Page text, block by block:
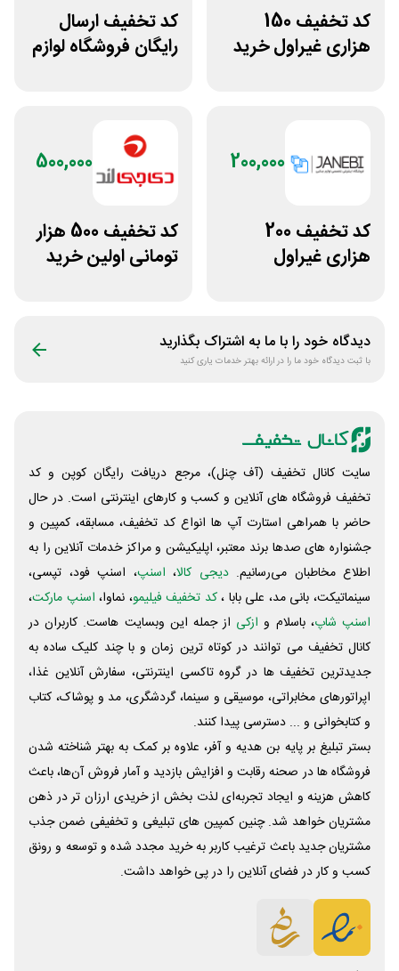
کد تخفیف 150
هزاری غیراول خرید
کد تخفیف ارسال
رایگان فروشگاه لوازم
200,000
کد تخفیف 200
هزاری غیراول
500,000
کد تخفیف 500 هزار
تومانی اولین خرید
دیدگاه خود را با ما به اشتراک بگذارید
با ثبت دیدگاه خود ما را در ارائه بهتر خدمات یاری کنید
سایت کانال تخفیف (آف چنل)، مرجع دریافت رایگان کوپن و کد
تخفیف فروشگاه های آنلاین و کسب و‌ کارهای اینترنتی است. در حال
حاضر با همراهی استارت آپ ها انواع کد تخفیف، مسابقه، کمپین و
جشنواره های صدها برند معتبر، اپلیکیشن و مراکز خدمات آنلاین را به
اطلاع مخاطبان می‌رسانیم. دیجی کالا، اسنپ، اسنپ فود، تپسی،
سینماتیکت، بانی مد، علی‌ بابا ،کد تخفیف فیلیمو، نماوا، اسنپ مارکت،
اسنپ شاپ، باسلام و ازکی از جمله این وبسایت ‌هاست. کاربران در
کانال تخفیف می توانند در کوتاه ترین زمان و با چند کلیک ساده به
جدیدترین تخفیف ها در گروه تاکسی اینترنتی، سفارش آنلاین غذا،
اپراتورهای مخابراتی، موسیقی و سینما، گردشگری، مد و پوشاک، کتاب
و کتابخوانی و ... دسترسی پیدا کنند.
بستر تبلیغ بر پایه بن هدیه و آفر، علاوه بر کمک به بهتر شناخته شدن
فروشگاه ها در صحنه رقابت و افزایش بازدید و آمار فروش آن‌ها، باعث
کاهش هزینه و ایجاد تجربه‌ای لذت بخش از خریدی ارزان تر در ذهن
مشتریان خواهد شد. چنین کمپین های تبلیغی و تخفیفی ضمن جذب
مشتریان جدید باعث ترغیب کاربر به خرید مجدد شده و توسعه و رونق
کسب و کار در فضای آنلاین را در پی خواهد داشت.